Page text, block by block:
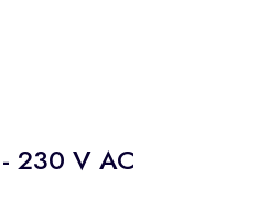
230 V AC